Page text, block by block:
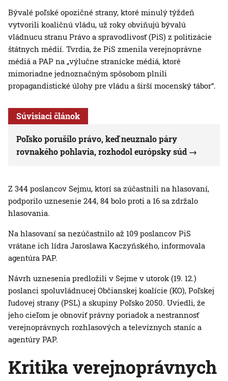
Bývalé poľské opozičné strany, ktoré minulý týždeň
vytvorili koaličnú vládu, už roky obviňujú bývalú
vládnucu stranu Právo a spravodlivosť (PiS) z politizácie
štátnych médií. Tvrdia, že PiS zmenila verejnoprávne
médiá a PAP na „výlučne stranícke médiá, ktoré
mimoriadne jednoznačným spôsobom plnili
propagandistické úlohy pre vládu a širší mocenský tábor“.
Súvisiaci článok
Poľsko porušilo právo, keď neuznalo páry
rovnakého pohlavia, rozhodol európsky súd
Z 344 poslancov Sejmu, ktorí sa zúčastnili na hlasovaní,
podporilo uznesenie 244, 84 bolo proti a 16 sa zdržalo
hlasovania.
Na hlasovaní sa nezúčastnilo až 109 poslancov PiS
vrátane ich lídra Jaroslawa Kaczyňského, informovala
agentúra PAP.
Návrh uznesenia predložili v Sejme v utorok (19. 12.)
poslanci spoluvládnucej Občianskej koalície (KO), Poľskej
ľudovej strany (PSL) a skupiny Poľsko 2050. Uviedli, že
jeho cieľom je obnoviť právny poriadok a nestrannosť
verejnoprávnych rozhlasových a televíznych staníc a
agentúry PAP.
Kritika verejnoprávnych